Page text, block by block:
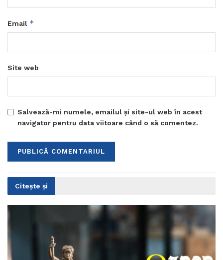
Email *
Site web
Salvează-mi numele, emailul și site-ul web în acest
navigator pentru data viitoare când o să comentez.
Citește și